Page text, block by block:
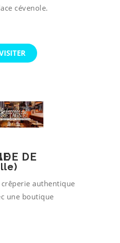
cévenole.
authentique
une boutique